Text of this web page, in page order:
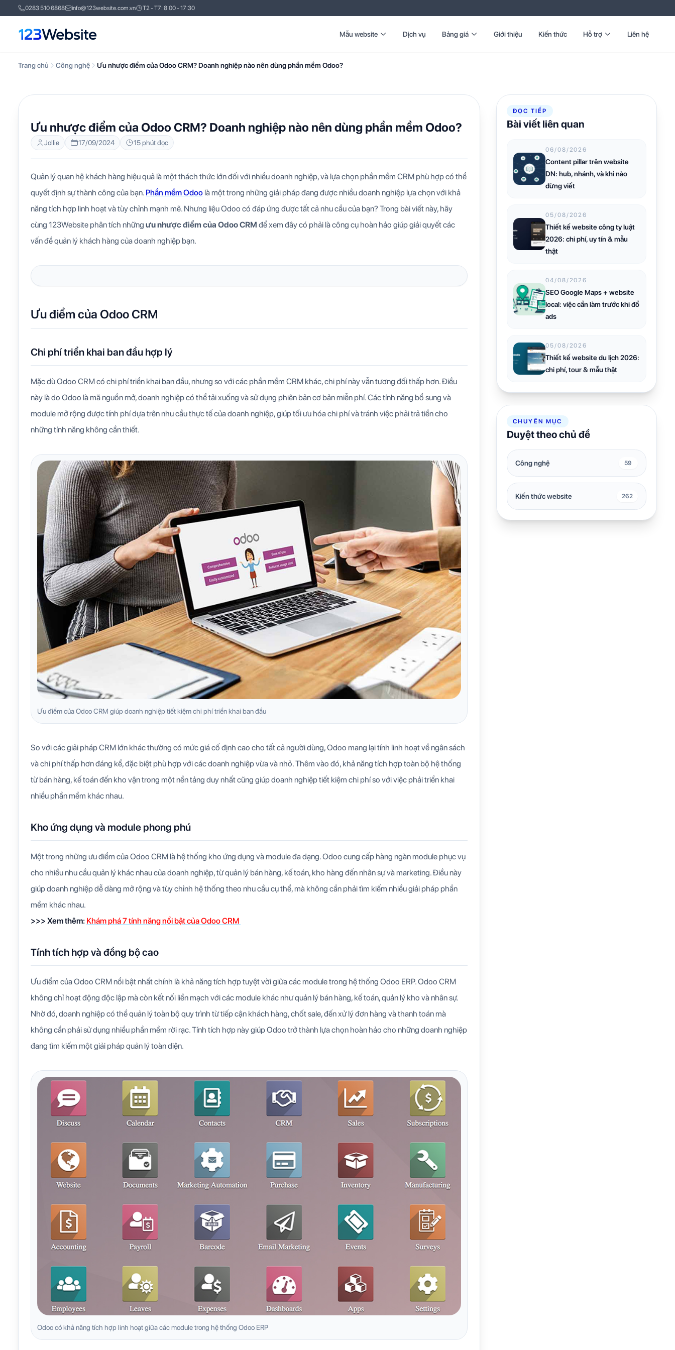
0283 510 6868 info@123website.com.vn T2 - T7: 8:00 - 17:30
Mẫu website Dịch vụ Bảng giá Giới thiệu Kiến thức Hỗ trợ Liên hệ
Trang chủ Công nghệ Ưu nhược điểm của Odoo CRM? Doanh nghiệp nào nên dùng phần mềm Odoo?
Ưu nhược điểm của Odoo CRM? Doanh nghiệp nào nên dùng phần mềm Odoo?
Jollie 17/09/2024 15 phút đọc
Quản lý quan hệ khách hàng hiệu quả là một thách thức lớn đối với nhiều doanh nghiệp, và lựa chọn phần mềm CRM phù hợp có thể
quyết định sự thành công của bạn. Phần mềm Odoo là một trong những giải pháp đang được nhiều doanh nghiệp lựa chọn với khả
năng tích hợp linh hoạt và tùy chỉnh mạnh mẽ. Nhưng liệu Odoo có đáp ứng được tất cả nhu cầu của bạn? Trong bài viết này, hãy
cùng 123Website phân tích những ưu nhược điểm của Odoo CRM để xem đây có phải là công cụ hoàn hảo giúp giải quyết các
vấn đề quản lý khách hàng của doanh nghiệp bạn.
Ưu điểm của Odoo CRM
Chi phí triển khai ban đầu hợp lý
Mặc dù Odoo CRM có chi phí triển khai ban đầu, nhưng so với các phần mềm CRM khác, chi phí này vẫn tương đối thấp hơn. Điều
này là do Odoo là mã nguồn mở, doanh nghiệp có thể tải xuống và sử dụng phiên bản cơ bản miễn phí. Các tính năng bổ sung và
module mở rộng được tính phí dựa trên nhu cầu thực tế của doanh nghiệp, giúp tối ưu hóa chi phí và tránh việc phải trả tiền cho
những tính năng không cần thiết.
Ưu điểm của Odoo CRM giúp doanh nghiệp tiết kiệm chi phí triển khai ban đầu
So với các giải pháp CRM lớn khác thường có mức giá cố định cao cho tất cả người dùng, Odoo mang lại tính linh hoạt về ngân sách
và chi phí thấp hơn đáng kể, đặc biệt phù hợp với các doanh nghiệp vừa và nhỏ. Thêm vào đó, khả năng tích hợp toàn bộ hệ thống
từ bán hàng, kế toán đến kho vận trong một nền tảng duy nhất cũng giúp doanh nghiệp tiết kiệm chi phí so với việc phải triển khai
nhiều phần mềm khác nhau.
Kho ứng dụng và module phong phú
Một trong những ưu điểm của Odoo CRM là hệ thống kho ứng dụng và module đa dạng. Odoo cung cấp hàng ngàn module phục vụ
cho nhiều nhu cầu quản lý khác nhau của doanh nghiệp, từ quản lý bán hàng, kế toán, kho hàng đến nhân sự và marketing. Điều này
giúp doanh nghiệp dễ dàng mở rộng và tùy chỉnh hệ thống theo nhu cầu cụ thể, mà không cần phải tìm kiếm nhiều giải pháp phần
mềm khác nhau.
>>> Xem thêm: Khám phá 7 tính năng nổi bật của Odoo CRM
Tính tích hợp và đồng bộ cao
Ưu điểm của Odoo CRM nổi bật nhất chính là khả năng tích hợp tuyệt vời giữa các module trong hệ thống Odoo ERP. Odoo CRM
không chỉ hoạt động độc lập mà còn kết nối liền mạch với các module khác như quản lý bán hàng, kế toán, quản lý kho và nhân sự.
Nhờ đó, doanh nghiệp có thể quản lý toàn bộ quy trình từ tiếp cận khách hàng, chốt sale, đến xử lý đơn hàng và thanh toán mà
không cần phải sử dụng nhiều phần mềm rời rạc. Tính tích hợp này giúp Odoo trở thành lựa chọn hoàn hảo cho những doanh nghiệp
đang tìm kiếm một giải pháp quản lý toàn diện.
Odoo có khả năng tích hợp linh hoạt giữa các module trong hệ thống Odoo ERP
ĐỌC TIẾP
Bài viết liên quan
06/08/2026
Content pillar trên website
DN: hub, nhánh, và khi nào
đừng viết
05/08/2026
Thiết kế website công ty luật
2026: chi phí, uy tín & mẫu
thật
04/08/2026
SEO Google Maps + website
local: việc cần làm trước khi đổ
ads
05/08/2026
Thiết kế website du lịch 2026:
chi phí, tour & mẫu thật
CHUYÊN MỤC
Duyệt theo chủ đề
Công nghệ 59
Kiến thức website 262